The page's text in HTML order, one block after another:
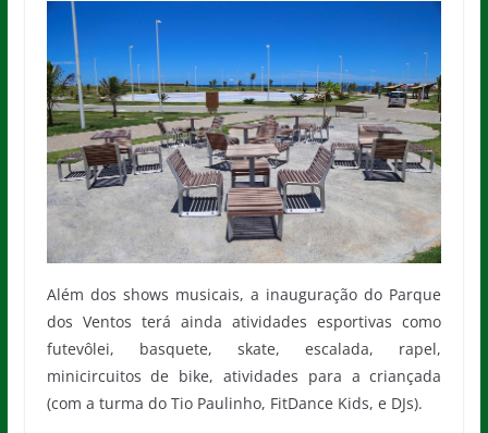
Além dos shows musicais, a inauguração do Parque
dos Ventos terá ainda atividades esportivas como
futevôlei, basquete, skate, escalada, rapel,
minicircuitos de bike, atividades para a criançada
(com a turma do Tio Paulinho, FitDance Kids, e DJs).